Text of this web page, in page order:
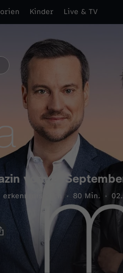
Kinder Live & TV
vom 2.
erkenntnisreich 80 Min.